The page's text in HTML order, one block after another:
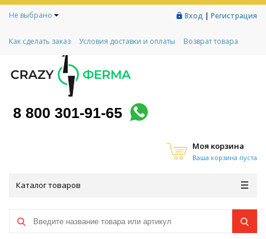
Не выбрано Вход | Регистрация
Как сделать заказ Условия доставки и оплаты
Возврат товара
Контакты
Социальный контракт
Любимая ферма
8 800 301-91-65
Моя корзина
Ваша корзина пуста
Каталог товаров